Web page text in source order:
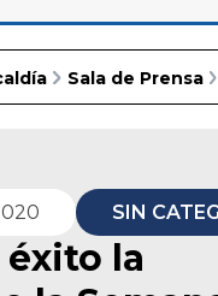
Sala de Prensa
SIN
la